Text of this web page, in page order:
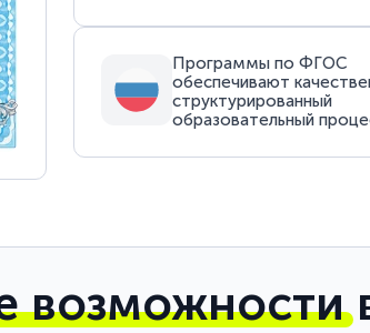
Программы по ФГОС
обеспечивают
структурированный
образовательный
возможности